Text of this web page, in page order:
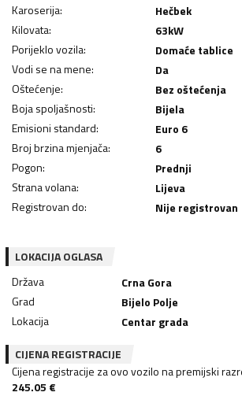
Karoserija:
Hečbek
Kilovata: 63kW
Porijeklo vozila:
Domaće tablice
Vodi se na mene:
Da
Oštećenje:
Bez oštećenja
Boja spoljašnosti:
Bijela
Emisioni standard:
Euro 6
Broj brzina mjenjača:
6
Pogon:
Prednji
Strana volana:
Lijeva
Registrovan do: Nije registrovan
LOKACIJA OGLASA
Država
Crna Gora
Grad
Bijelo Polje
Lokacija
Centar grada
CIJENA REGISTRACIJE
Cijena registracije za ovo vozilo na premijski
245.05 €